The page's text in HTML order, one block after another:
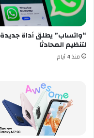
“واتساب” يطلق أداة جديدة
لتنظيم المحادثا
منذ 4 أيام